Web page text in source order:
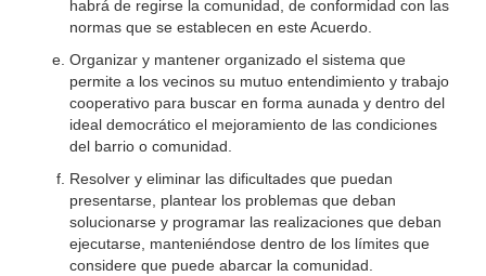
habrá de regirse la comunidad, de conformidad con las
normas que se establecen en este Acuerdo.
Organizar y mantener organizado el sistema que
permite a los vecinos su mutuo entendimiento y trabajo
cooperativo para buscar en forma aunada y dentro del
ideal democrático el mejoramiento de las condiciones
del barrio o comunidad.
Resolver y eliminar las dificultades que puedan
presentarse, plantear los problemas que deban
solucionarse y programar las realizaciones que deban
ejecutarse, manteniéndose dentro de los límites que
considere que puede abarcar la comunidad.